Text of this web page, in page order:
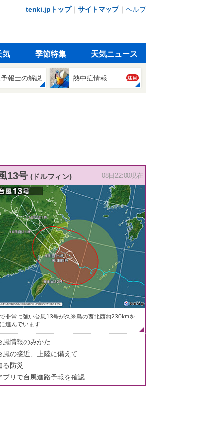
tenki.jpトップ｜ サイトマップ｜ ヘルプ
気 季節特集 天気ニュース
報士の解説 熱中症情報 注目
13号 (ドルフィン) 08日22:00現在
非常に強い台風13号が久米島の西北西約230kmを
進んでいます
風情報のみかた
風の接近、上陸に備えて
る防災
プリで台風進路予報を確認